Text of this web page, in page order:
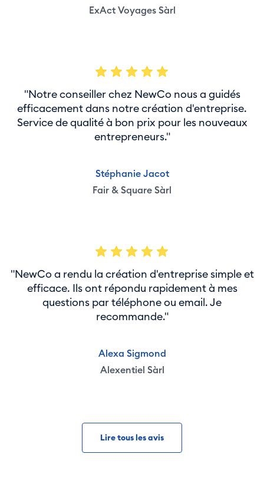
ExAct Voyages Sàrl
"Notre conseiller chez NewCo nous a guidés
efficacement dans notre création d'entreprise.
Service de qualité à bon prix pour les nouveaux
entrepreneurs."
Stéphanie Jacot
Fair & Square Sàrl
"NewCo a rendu la création d'entreprise simple et
efficace. Ils ont répondu rapidement à mes
questions par téléphone ou email. Je
recommande."
Alexa Sigmond
Alexentiel Sàrl
Lire tous les avis